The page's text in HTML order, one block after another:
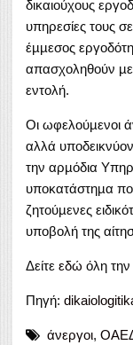
δικαιούχους
υπηρεσίες τους
έµµεσος
απασχοληθούν
εντολή.
Οι ωφελούµενοι
αλλά
την αρµόδια
υποκατάστηµα
ζητούµενες
υποβολή της
Δείτε εδώ όλη
Πηγή:
άνεργοι,